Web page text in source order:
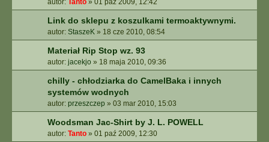
autor: Tanto » 01 paź 2009, 12:42
Link do sklepu z koszulkami termoaktywnymi.
autor: StaszeK » 18 cze 2010, 08:54
Materiał Rip Stop wz. 93
autor: jacekjo » 18 maja 2010, 09:36
chilly - chłodziarka do CamelBaka i innych
systemów wodnych
autor: przeszczep » 03 mar 2010, 15:03
Woodsman Jac-Shirt by J. L. POWELL
autor: Tanto » 01 paź 2009, 12:30